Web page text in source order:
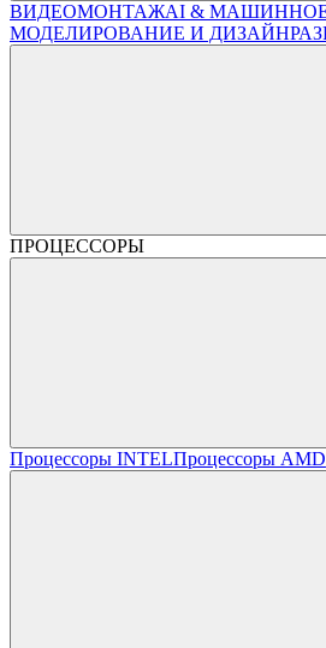
ВИДЕОМОНТАЖAI &
МОДЕЛИРОВАНИЕ И ДИЗАЙН
ПРОЦЕССОРЫ
Процессоры INTELПроцессоры AMD